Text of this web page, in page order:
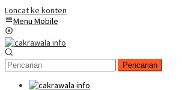
Loncat ke konten
Menu Mobile
Pencarian